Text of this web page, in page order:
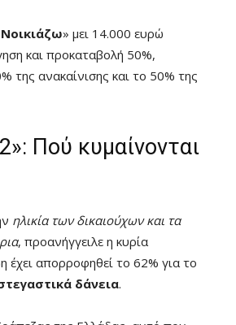
» μει 14.000 ευρώ
και προκαταβολή 50%,
της ανακαίνισης και το 50% της
Πού κυμαίνονται
ηλικία των δικαιούχων και τα
, προανήγγειλε η κυρία
έχει απορροφηθεί το 62% για το
δάνεια.